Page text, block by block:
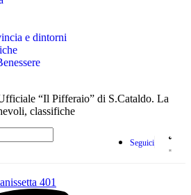
e dintorni
“Il Pifferaio” di S.Cataldo. La
classifiche
Seguici